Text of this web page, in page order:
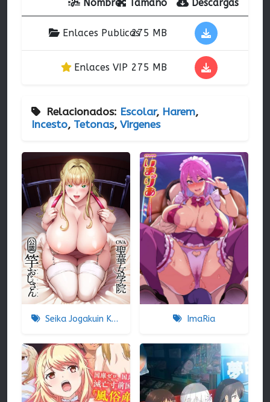
Nombre Tamaño Descargas
Enlaces Publicos275 MB
Enlaces VIP 275 MB
Relacionados: Escolar, Harem,
Incesto, Tetonas, Virgenes
Seika Jogakuin Koutoubu Kounin Sao Oji-san ImaRia